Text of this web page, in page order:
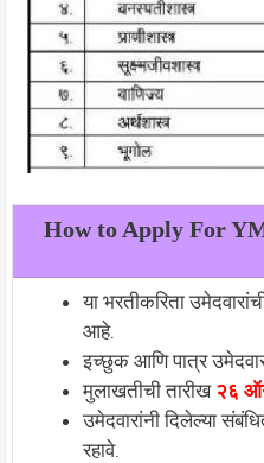
How to Apply For
या भरतीकरिता
आहे.
इच्छुक आणि पात्र
मुलाखतीची तारीख २६
उमेदवारांनी दिलेल्या
रहावे.